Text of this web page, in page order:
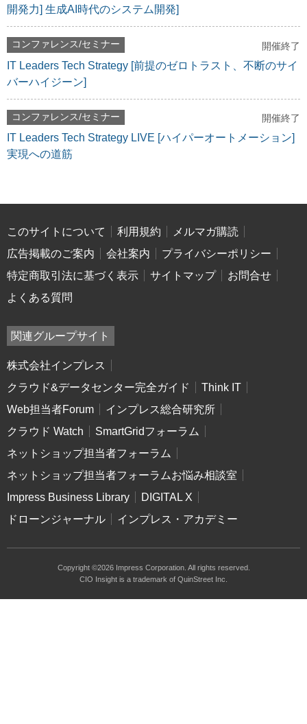
開発力] 生成AI時代のシステム開発]
コンファレンス/セミナー 開催終了
IT Leaders Tech Strategy [前提のゼロトラスト、不断のサイ
バーハイジーン]
コンファレンス/セミナー 開催終了
IT Leaders Tech Strategy LIVE [ハイパーオートメーション]
実現への道筋
このサイトについて 利用規約
メルマガ購読
広告掲載のご案内
会社案内
プライバシーポリシー
特定商取引法に基づく表示
サイトマップ
お問合せ
よくある質問
関連グループサイト
株式会社インプレス
クラウド&データセンター完全ガイド
Think IT
Web担当者Forum
インプレス総合研究所
クラウド Watch
SmartGridフォーラム
ネットショップ担当者フォーラム
ネットショップ担当者フォーラムお悩み相談室
Impress Business Library
DIGITAL X
ドローンジャーナル
インプレス・アカデミー
Copyright ©2026 Impress Corporation. All rights reserved.
CIO Insight is a trademark of QuinStreet Inc.